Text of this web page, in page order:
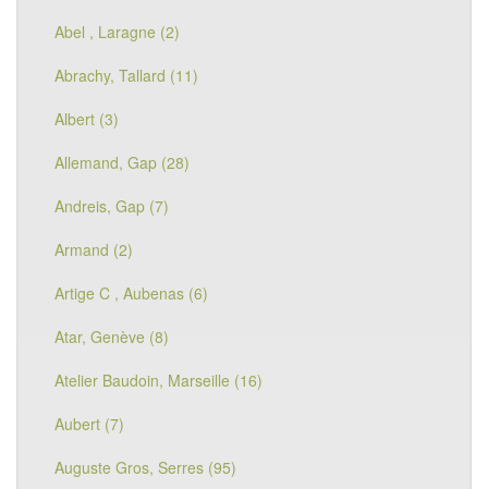
Abel , Laragne (2)
Abrachy, Tallard (11)
Albert (3)
Allemand, Gap (28)
Andreis, Gap (7)
Armand (2)
Artige C , Aubenas (6)
Atar, Genève (8)
Atelier Baudoin, Marseille (16)
Aubert (7)
Auguste Gros, Serres (95)